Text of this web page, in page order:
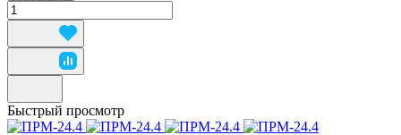
Быстрый просмотр